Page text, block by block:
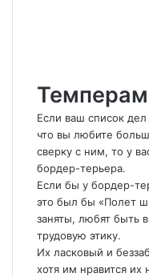
Если ваш список
что вы любите
сверку с ним, то у
бордер-терьера.
Если бы у бордер-
это был бы «Полет
заняты, любят быть
трудовую этику.
Их ласковый и
хотя им нравится их